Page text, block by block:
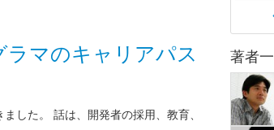
マのキャリアパス
した。 話は、開発者の採用、教育、
著者